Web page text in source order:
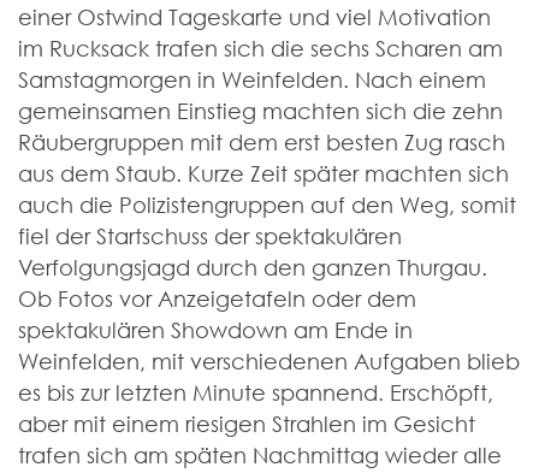
einer Ostwind Tageskarte und viel Motivation
im Rucksack trafen sich die sechs Scharen am
Samstagmorgen in Weinfelden. Nach einem
gemeinsamen Einstieg machten sich die zehn
Räubergruppen mit dem erst besten Zug rasch
aus dem Staub. Kurze Zeit später machten sich
auch die Polizistengruppen auf den Weg, somit
fiel der Startschuss der spektakulären
Verfolgungsjagd durch den ganzen Thurgau.
Ob Fotos vor Anzeigetafeln oder dem
spektakulären Showdown am Ende in
Weinfelden, mit verschiedenen Aufgaben blieb
es bis zur letzten Minute spannend. Erschöpft,
aber mit einem riesigen Strahlen im Gesicht
trafen sich am späten Nachmittag wieder alle